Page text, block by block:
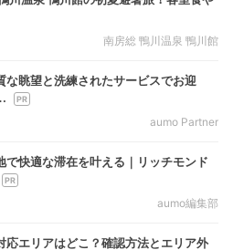
南房総 鴨川温泉 鴨川館
な眺望と洗練されたサービスでお迎
aumo Partner
で快適な滞在を叶える｜リッチモンド
aumo編集部
応エリアはどこ？確認方法とエリア外